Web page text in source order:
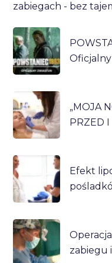
zabiegach - bez
„MOJA
PRZED
Efekt
zabiegu